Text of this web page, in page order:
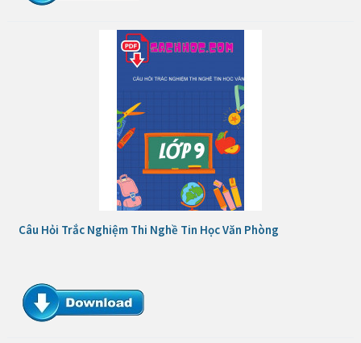
Câu Hỏi Trắc Nghiệm Thi Nghề Tin Học Văn Phòng